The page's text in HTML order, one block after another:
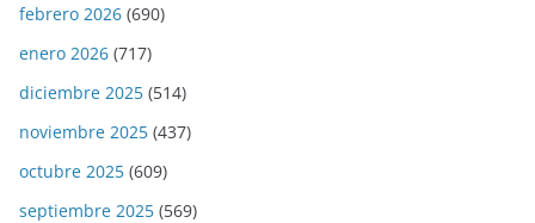
febrero 2026 (690)
enero 2026 (717)
diciembre 2025 (514)
noviembre 2025 (437)
octubre 2025 (609)
septiembre 2025 (569)